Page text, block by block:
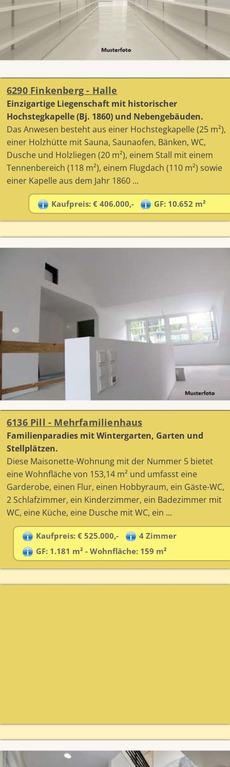
6290 Finkenberg - Halle
Einzigartige Liegenschaft mit historischer
Hochstegkapelle (Bj. 1860) und Nebengebäuden.
Das Anwesen besteht aus einer Hochstegkapelle (25 m²),
einer Holzhütte mit Sauna, Saunaofen, Bänken, WC,
Dusche und Holzliegen (20 m²), einem Stall mit einem
Tennenbereich (118 m²), einem Flugdach (110 m²) sowie
einer Kapelle aus dem Jahr 1860 ...
Kaufpreis: € 406.000,- GF: 10.652 m²
6136 Pill - Mehrfamilienhaus
Familienparadies mit Wintergarten, Garten und
Stellplätzen.
Diese Maisonette-Wohnung mit der Nummer 5 bietet
eine Wohnfläche von 153,14 m² und umfasst eine
Garderobe, einen Flur, einen Hobbyraum, ein Gäste-WC,
2 Schlafzimmer, ein Kinderzimmer, ein Badezimmer mit
WC, eine Küche, eine Dusche mit WC, ein ...
Kaufpreis: € 525.000,-
4 Zimmer
GF: 1.181 m² - Wohnfläche: 159 m²